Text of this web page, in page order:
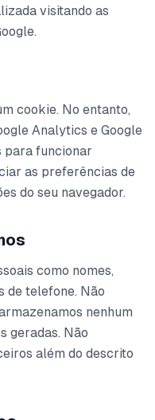
visitando as
cookie. No entanto,
Analytics e Google
para funcionar
as preferências de
do seu navegador.
como nomes,
de telefone. Não
nenhum
geradas. Não
além do descrito